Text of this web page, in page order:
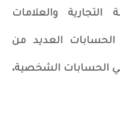
والعلامات
الحسابات العديد من
في الحسابات الشخصية،